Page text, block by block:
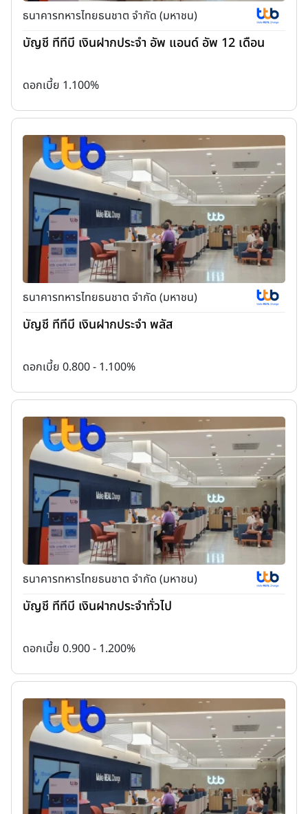
ธนาคารทหารไทยธนชาต จำกัด (มหาชน)
บัญชี ทีทีบี เงินฝากประจำ อัพ แอนด์ อัพ 12 เดือน
ดอกเบี้ย 1.100%
ธนาคารทหารไทยธนชาต จำกัด (มหาชน)
บัญชี ทีทีบี เงินฝากประจำ พลัส
ดอกเบี้ย 0.800 - 1.100%
ธนาคารทหารไทยธนชาต จำกัด (มหาชน)
บัญชี ทีทีบี เงินฝากประจำทั่วไป
ดอกเบี้ย 0.900 - 1.200%